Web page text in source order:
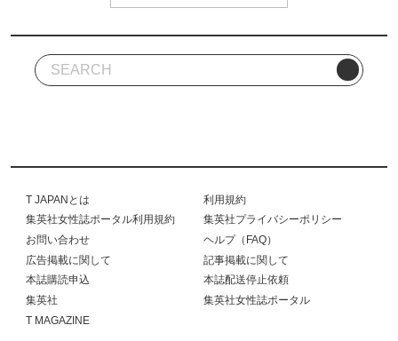
T JAPANとは
利用規約
集英社女性誌ポータル利用規約
集英社プライバシーポリシー
お問い合わせ
ヘルプ（FAQ）
広告掲載に関して
記事掲載に関して
本誌購読申込
本誌配送停止依頼
集英社
集英社女性誌ポータル
T MAGAZINE